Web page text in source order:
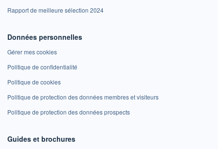
Rapport de meilleure sélection 2024
Données personnelles
Gérer mes cookies
Politique de confidentialité
Politique de cookies
Politique de protection des données membres et visiteurs
Politique de protection des données prospects
Guides et brochures